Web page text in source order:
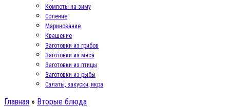
Компоты на зиму
Соление
Маринование
Квашение
Заготовки из грибов
Заготовки из мяса
Заготовки из птицы
Заготовки из рыбы
Салаты, закуски, икра
Главная » Вторые блюда